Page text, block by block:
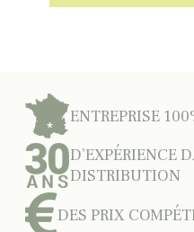
ENTREPRISE
D’EXPÉRIENCE
DISTRIBUTION
DES PRIX